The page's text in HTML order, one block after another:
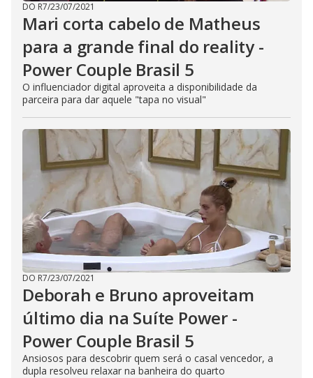
DO R7/23/07/2021
Mari corta cabelo de Matheus
para a grande final do reality -
Power Couple Brasil 5
O influenciador digital aproveita a disponibilidade da
parceira para dar aquele "tapa no visual"
DO R7/23/07/2021
Deborah e Bruno aproveitam
último dia na Suíte Power -
Power Couple Brasil 5
Ansiosos para descobrir quem será o casal vencedor, a
dupla resolveu relaxar na banheira do quarto